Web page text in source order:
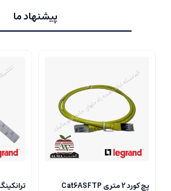
پیشنهاد ما
پچ کورد 2 متری Cat6ASFTP